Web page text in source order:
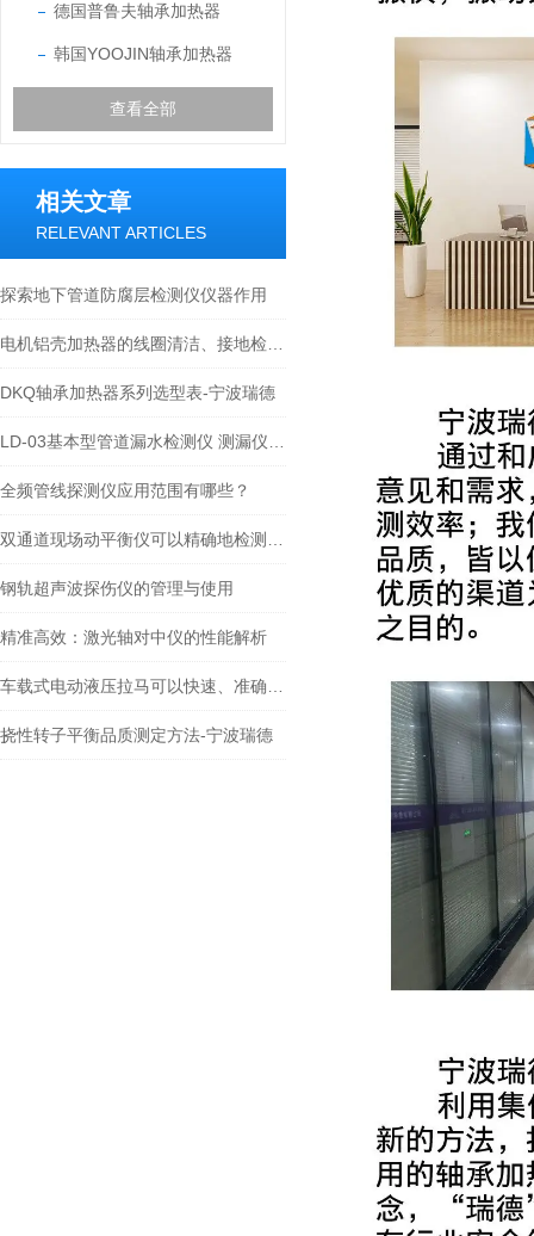
德国普鲁夫轴承加热器
韩国YOOJIN轴承加热器
查看全部
相关文章
RELEVANT ARTICLES
探索地下管道防腐层检测仪仪器作用
DKQ轴承加热器系列选型表-宁波瑞德
全频管线探测仪应用范围有哪些？
钢轨超声波探伤仪的管理与使用
精准高效：激光轴对中仪的性能解析
挠性转子平衡品质测定方法-宁波瑞德